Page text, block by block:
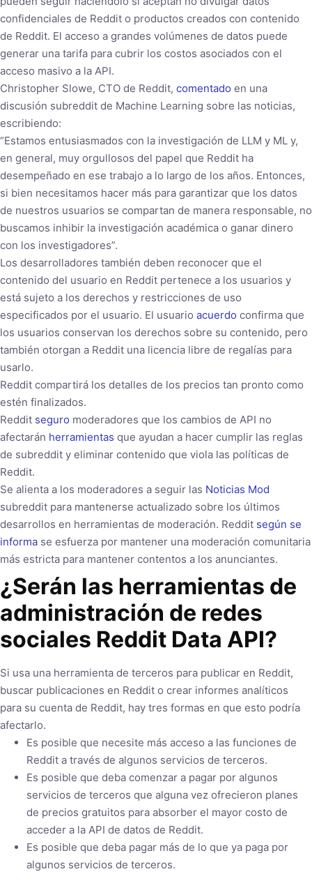
confidenciales de Reddit o productos creados con contenido
de Reddit. El acceso a grandes volúmenes de datos puede
generar una tarifa para cubrir los costos asociados con el
acceso masivo a la API.
Christopher Slowe, CTO de Reddit, comentado en una
discusión subreddit de Machine Learning sobre las noticias,
escribiendo:
“Estamos entusiasmados con la investigación de LLM y ML y,
en general, muy orgullosos del papel que Reddit ha
desempeñado en ese trabajo a lo largo de los años. Entonces,
si bien necesitamos hacer más para garantizar que los datos
de nuestros usuarios se compartan de manera responsable, no
buscamos inhibir la investigación académica o ganar dinero
con los investigadores”.
Los desarrolladores también deben reconocer que el
contenido del usuario en Reddit pertenece a los usuarios y
está sujeto a los derechos y restricciones de uso
especificados por el usuario. El usuario acuerdo confirma que
los usuarios conservan los derechos sobre su contenido, pero
también otorgan a Reddit una licencia libre de regalías para
usarlo.
Reddit compartirá los detalles de los precios tan pronto como
estén finalizados.
Reddit seguro moderadores que los cambios de API no
afectarán herramientas que ayudan a hacer cumplir las reglas
de subreddit y eliminar contenido que viola las políticas de
Reddit.
Se alienta a los moderadores a seguir las Noticias Mod
subreddit para mantenerse actualizado sobre los últimos
desarrollos en herramientas de moderación. Reddit según se
informa se esfuerza por mantener una moderación comunitaria
más estricta para mantener contentos a los anunciantes.
¿Serán las herramientas de
administración de redes
sociales Reddit Data API?
Si usa una herramienta de terceros para publicar en Reddit,
buscar publicaciones en Reddit o crear informes analíticos
para su cuenta de Reddit, hay tres formas en que esto podría
afectarlo.
Es posible que necesite más acceso a las funciones de
Reddit a través de algunos servicios de terceros.
Es posible que deba comenzar a pagar por algunos
servicios de terceros que alguna vez ofrecieron planes
de precios gratuitos para absorber el mayor costo de
acceder a la API de datos de Reddit.
Es posible que deba pagar más de lo que ya paga por
algunos servicios de terceros.